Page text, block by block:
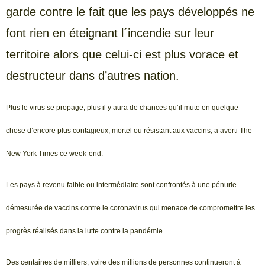
garde contre le fait que les pays développés ne
font rien en éteignant l´incendie sur leur
territoire alors que celui-ci est plus vorace et
destructeur dans d’autres nation.
Plus le virus se propage, plus il y aura de chances qu’il mute en quelque
chose d’encore plus contagieux, mortel ou résistant aux vaccins, a averti The
New York Times ce week-end.
Les pays à revenu faible ou intermédiaire sont confrontés à une pénurie
démesurée de vaccins contre le coronavirus qui menace de compromettre les
progrès réalisés dans la lutte contre la pandémie.
Des centaines de milliers, voire des millions de personnes continueront à